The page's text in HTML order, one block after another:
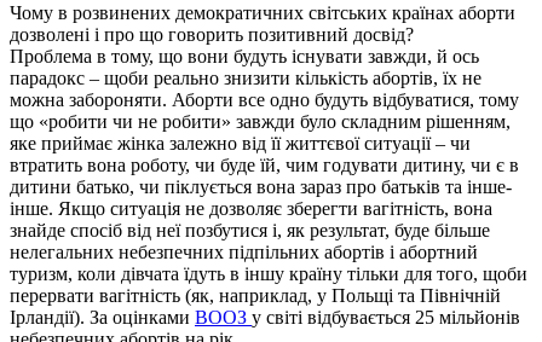
Чому в розвинених демократичних світських країнах аборти
дозволені і про що говорить позитивний досвід?
Проблема в тому, що вони будуть існувати завжди, й ось
парадокс – щоби реально знизити кількість абортів, їх не
можна забороняти. Аборти все одно будуть відбуватися, тому
що «робити чи не робити» завжди було складним рішенням,
яке приймає жінка залежно від її життєвої ситуації – чи
втратить вона роботу, чи буде їй, чим годувати дитину, чи є в
дитини батько, чи піклується вона зараз про батьків та інше-
інше. Якщо ситуація не дозволяє зберегти вагітність, вона
знайде спосіб від неї позбутися і, як результат, буде більше
нелегальних небезпечних підпільних абортів і абортний
туризм, коли дівчата їдуть в іншу країну тільки для того, щоби
перервати вагітність (як, наприклад, у Польщі та Північній
Ірландії). За оцінками ВООЗ у світі відбувається 25 мільйонів